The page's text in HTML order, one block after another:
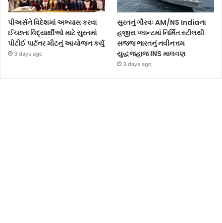
પીઅર્સને વિદેશમાં અભ્યાસ કરવા
ઈચ્છતા વિદ્યાર્થીઓ માટે સુરતમાં
પીટીઈ પાર્ટનર મીટનું આયોજન કર્યું
3 days ago
સુરતનું ગૌરવઃ AM/NS Indiaના
હજીરા પ્લાન્ટમાં નિર્મિત સ્ટીલથી
સજ્જ ભારતનું નવીનત્તમ
યુદ્ધજહાજ INS માલવણ
3 days ago